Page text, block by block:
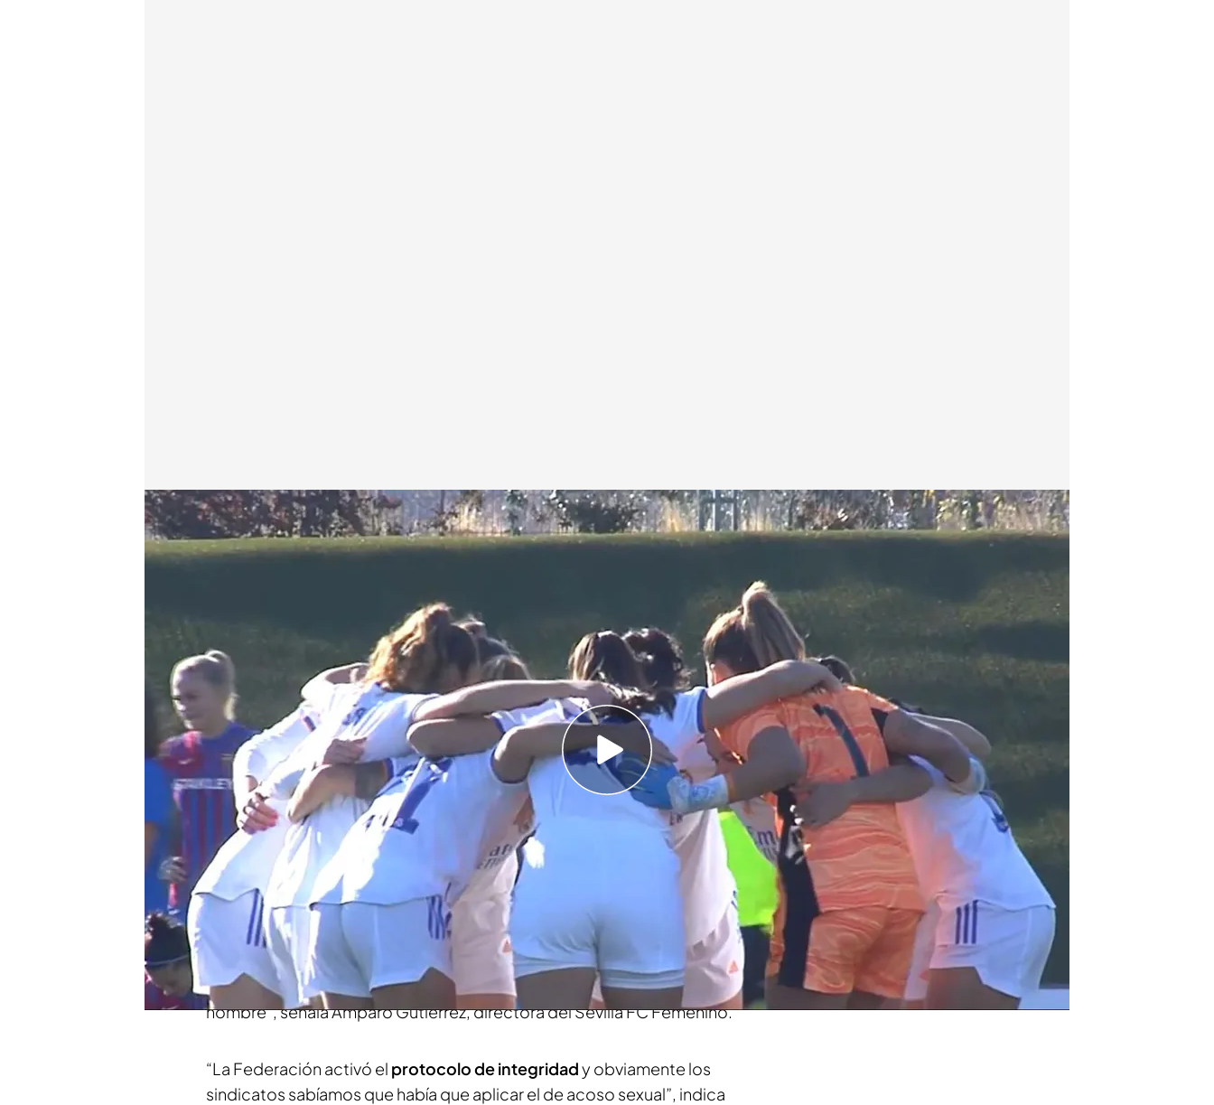
Analizamos los equipos que sí utilizan bien el Plan de Igualdad
Redacción digital Noticias Cuatro
La ministra Yolanda Díaz destaca dos clubs que sí aplican bien el Plan
de Igualdad
La Federación Española de Fútbol es una de las sancionadas por
inspección de trabajo
En el beso de Luis Rubiales se activó el protocolo de integridad en vez
del de antiacoso
Compartir
La Federación Española de Fútbol es una de las sancionadas
Inspección de Trabajo por no tener en regla el
Plan de Igualdad
. La
ministra Yolanda Díaz destaca dos clubs como dos ejemplos a seguir: el
Real Madrid y el Sevilla. “En nuestro día a día, la mujer no es diferente al
hombre”, señala Amparo Gutiérrez, directora del Sevilla FC Femenino.
“La Federación activó el protocolo de integridady obviamente los
sindicatos sabíamos que había que aplicar el de acoso sexual”, indica